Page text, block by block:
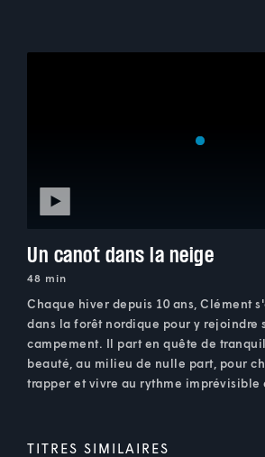
Un canot dans la neige
48 min
Chaque hiver depuis 10 ans, Clément
dans la forêt nordique pour y rejoindre
campement. Il part en quête de
beauté, au milieu de nulle part, pour
trapper et vivre au rythme imprévisible
TITRES SIMILAIRES